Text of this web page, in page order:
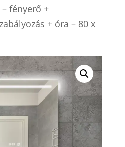
fényerő +
+ óra – 80 x